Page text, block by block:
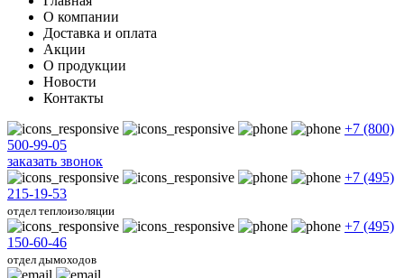
О компании
Доставка и оплата
Акции
О продукции
Новости
Контакты
+7 (800)
500-99-05
заказать звонок
+7 (495)
215-19-53
отдел теплоизоляции
+7 (495)
150-60-46
отдел дымоходов